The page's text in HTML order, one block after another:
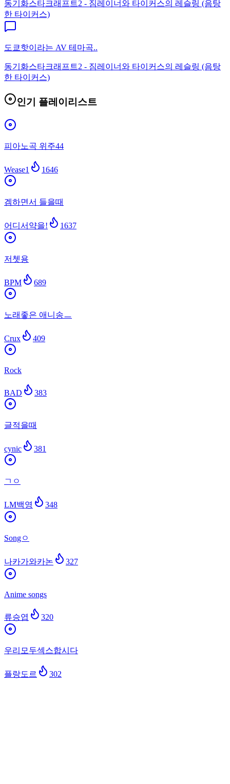
동기화스타크래프트2 - 짐레이너와 타이커스의 레슬링 (음탕
한 타이커스)
도쿄핫이라는 AV 테마곡..
동기화스타크래프트2 - 짐레이너와 타이커스의 레슬링 (음탕
한 타이커스)
인기 플레이리스트
피아노곡 위주44
Wease1 1646
겜하면서 들을때
어디서약을! 1637
저쳇용
BPM 689
노래좋은 애니송ㅡ
Crux 409
Rock
BAD 383
글적을때
cynic 381
ㄱㅇ
LM백영 348
Songㅇ
나카가와카논 327
Anime songs
류승엽 320
우리모두섹스합시다
플랑도르 302